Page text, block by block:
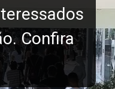
Confira